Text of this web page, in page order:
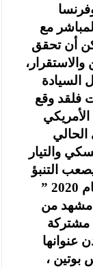
مع
أن تحقق
والاستقرار،
السيادة
فلقد وقع
والتيار
التنبؤ
بنهايتها ، تماما كما جاء عنوان كتابي لعام 2020 ”
– مشهد من
مشتركة
عنوانها
بوتين ،